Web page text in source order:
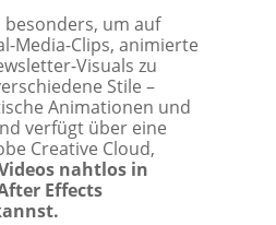
besonders, um auf
Media-Clips, animierte
Visuals zu
Stile –
Animationen und
verfügt über eine
Creative Cloud,
nahtlos in
Effects